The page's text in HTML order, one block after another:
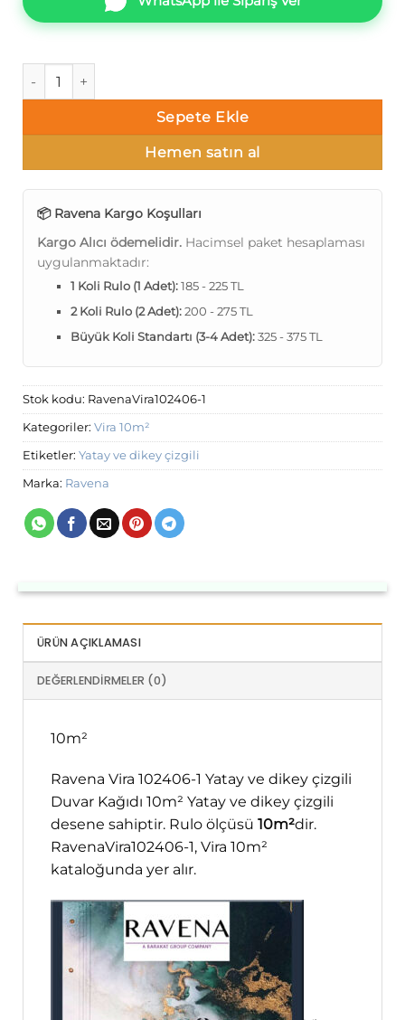
Ravena Vira 102406-1 Yatay ve dikey çizgili Duvar Kağıdı
Sepete Ekle
Hemen satın al
📦 Ravena Kargo Koşulları
Kargo Alıcı ödemelidir. Hacimsel paket hesaplaması
uygulanmaktadır:
1 Koli Rulo (1 Adet):185 - 225 TL
2 Koli Rulo (2 Adet):200 - 275 TL
Büyük Koli Standartı (3-4 Adet):325 - 375 TL
Stok kodu: RavenaVira102406-1
Kategoriler: Vira 10m²
Etiketler: Yatay ve dikey çizgili
Marka: Ravena
ÜRÜN AÇIKLAMASI
DEĞERLENDIRMELER (0)
10m²
Ravena Vira 102406-1 Yatay ve dikey çizgili
Duvar Kağıdı 10m² Yatay ve dikey çizgili
desene sahiptir. Rulo ölçüsü 10m²dir.
RavenaVira102406-1, Vira 10m²
kataloğunda yer alır.